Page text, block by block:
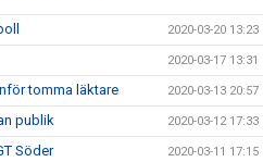
2020-03-20 13:23
2020-03-17 13:31
tomma läktare 2020-03-13 20:57
publik 2020-03-12 17:33
Söder 2020-03-11 17:15